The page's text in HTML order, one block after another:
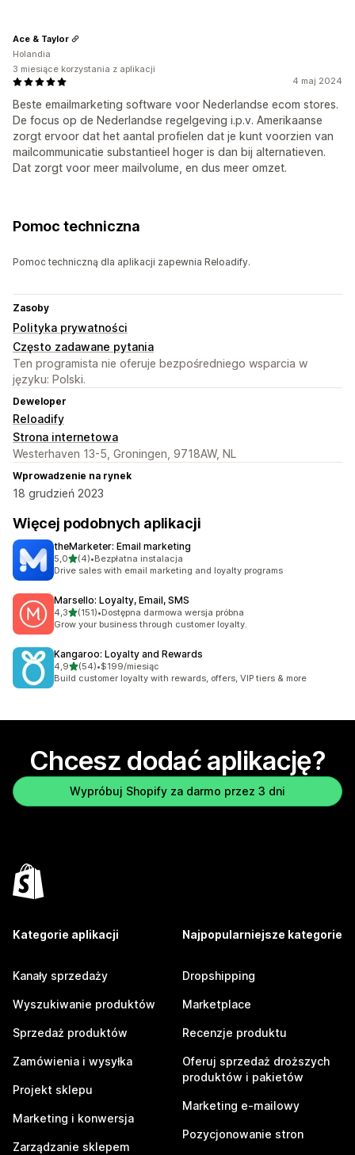
4 maj 2024
Beste emailmarketing software voor Nederlandse ecom stores.
De focus op de Nederlandse regelgeving i.p.v. Amerikaanse
zorgt ervoor dat het aantal profielen dat je kunt voorzien van
mailcommunicatie substantieel hoger is dan bij alternatieven.
Dat zorgt voor meer mailvolume, en dus meer omzet.
Ace & Taylor
Holandia
3 miesiące korzystania z aplikacji
Pomoc techniczna
Pomoc techniczną dla aplikacji zapewnia Reloadify.
Zasoby
Polityka prywatności
Często zadawane pytania
Ten programista nie oferuje bezpośredniego wsparcia w
języku: Polski.
Deweloper
Reloadify
Strona internetowa
Westerhaven 13-5, Groningen, 9718AW, NL
Wprowadzenie na rynek
18 grudzień 2023
Więcej podobnych aplikacji
theMarketer: Email marketing
5,0na 5 gwiazdek
(4)
Łączna liczba recenzji: 4
•Bezpłatna instalacja
Drive sales with email marketing and loyalty programs
Marsello: Loyalty, Email, SMS
4,3na 5 gwiazdek
(151)
Łączna liczba recenzji: 151
•Dostępna darmowa wersja próbna
Grow your business through customer loyalty.
Kangaroo: Loyalty and Rewards
4,9na 5 gwiazdek
(54)
Łączna liczba recenzji: 54
•$199/miesiąc
Build customer loyalty with rewards, offers, VIP tiers & more
Chcesz dodać aplikację?
Wypróbuj Shopify za darmo przez 3 dni
Kategorie aplikacji
Kanały sprzedaży
Wyszukiwanie produktów
Sprzedaż produktów
Zamówienia i wysyłka
Projekt sklepu
Marketing i konwersja
Zarządzanie sklepem
Najpopularniejsze kategorie
Dropshipping
Marketplace
Recenzje produktu
Oferuj sprzedaż droższych
produktów i pakietów
Marketing e-mailowy
Pozycjonowanie stron